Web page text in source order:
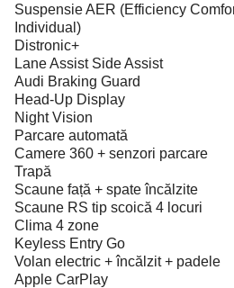
Suspensie AER (Efficiency
Individual)
Distronic+
Lane Assist Side Assist
Audi Braking Guard
Head-Up Display
Night Vision
Parcare automată
Camere 360 + senzori parcare
Trapă
Scaune față + spate încălzite
Scaune RS tip scoică 4 locuri
Clima 4 zone
Keyless Entry Go
Volan electric + încălzit + padele
Apple CarPlay